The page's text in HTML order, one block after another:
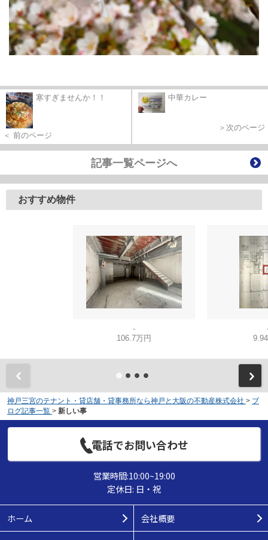
寒すぎませんか！！
＜ 前のページ
中華カレー
＞次のページ
記事一覧ページへ
おすすめ物件
-
106.7万円
神戸三宮のテナント・貸店舗・貸事務所なら神戸と大阪の不動産株式会社 > ブ
ログ記事一覧 > 新しい事
電話でお問い合わせ
営業時間:10:00~19:00
定休日: 日・祝
ホーム 会社概要